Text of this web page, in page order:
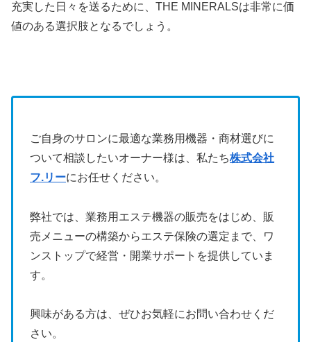
充実した日々を送るために、THE MINERALSは非常に価
値のある選択肢となるでしょう。
ご自身のサロンに最適な業務用機器・商材選びに
ついて相談したいオーナー様は、私たち株式会社
フ.リーにお任せください。
弊社では、業務用エステ機器の販売をはじめ、販
売メニューの構築からエステ保険の選定まで、ワ
ンストップで経営・開業サポートを提供していま
す。
興味がある方は、ぜひお気軽にお問い合わせくだ
さい。